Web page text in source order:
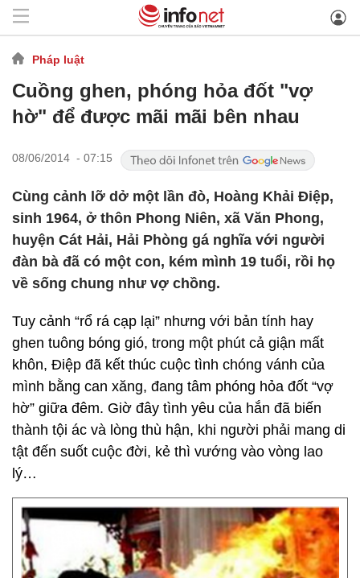
Pháp luật
Cuồng ghen, phóng hỏa đốt "vợ
hờ" để được mãi mãi bên nhau
08/06/2014 - 07:15
Cùng cảnh lỡ dở một lần đò, Hoàng Khải Điệp,
sinh 1964, ở thôn Phong Niên, xã Văn Phong,
huyện Cát Hải, Hải Phòng gá nghĩa với người
đàn bà đã có một con, kém mình 19 tuổi, rồi họ
về sống chung như vợ chồng.
Tuy cảnh “rổ rá cạp lại” nhưng với bản tính hay
ghen tuông bóng gió, trong một phút cả giận mất
khôn, Điệp đã kết thúc cuộc tình chóng vánh của
mình bằng can xăng, đang tâm phóng hỏa đốt “vợ
hờ” giữa đêm. Giờ đây tình yêu của hắn đã biến
thành tội ác và lòng thù hận, khi người phải mang di
tật đến suốt cuộc đời, kẻ thì vướng vào vòng lao
lý…